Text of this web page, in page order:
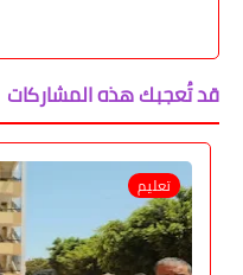
قد تُعجبك هذه المشاركات
تعليم